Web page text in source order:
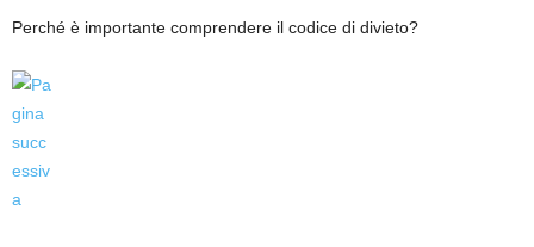
Perché è importante comprendere il codice di divieto?